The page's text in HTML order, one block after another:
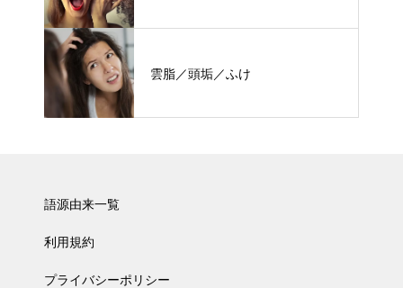
雲脂／頭垢／ふけ
語源由来一覧
利用規約
プライバシーポリシー